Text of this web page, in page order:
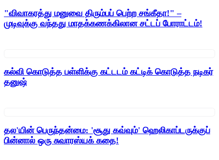
"விவாகரத்து மனுவை திரும்பப் பெற்ற சங்கீதா!" –
முடிவுக்கு வந்தது மாதக்கணக்கிலான சட்டப் போராட்டம்!
கல்வி கொடுத்த பள்ளிக்கு கட்டடம் கட்டிக் கொடுத்த நடிகர்
தனுஷ்
தல'யின் பெருந்தன்மை: 'சூது கவ்வும்' ஹெலிகாப்டருக்குப்
பின்னால் ஒரு சுவாரஸ்யக் கதை!